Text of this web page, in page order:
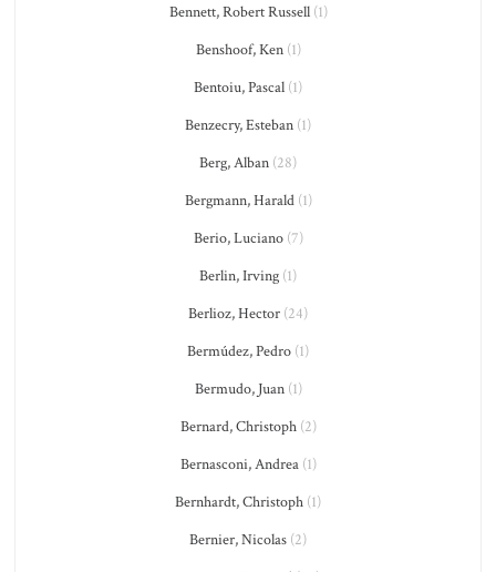
Bennett, Robert Russell(1)
Benshoof, Ken(1)
Bentoiu, Pascal (1)
Benzecry, Esteban (1)
Berg, Alban (28)
Bergmann, Harald(1)
Berio, Luciano(7)
Berlin, Irving (1)
Berlioz, Hector (24)
Bermúdez, Pedro (1)
Bermudo, Juan(1)
Bernard, Christoph(2)
Bernasconi, Andrea(1)
Bernhardt, Christoph (1)
Bernier, Nicolas (2)